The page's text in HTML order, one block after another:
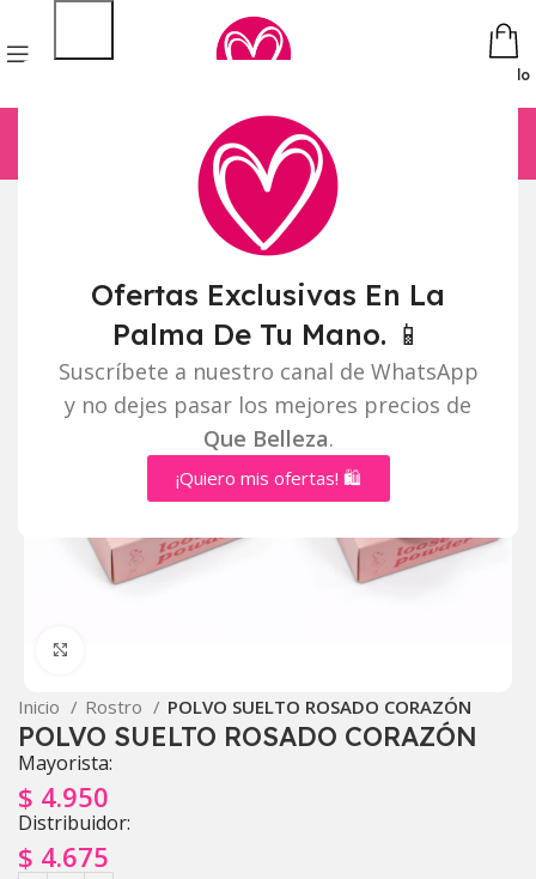
Ofertas Exclusivas En La
Palma De Tu Mano. 📱
Suscríbete a nuestro canal de WhatsApp
y no dejes pasar los mejores precios de
Que Belleza.
¡Quiero mis ofertas! 🛍️
Pedido
Inicio Rostro POLVO SUELTO ROSADO CORAZÓN
POLVO SUELTO ROSADO CORAZÓN
Mayorista:
$ 4.950
Distribuidor:
$ 4.675